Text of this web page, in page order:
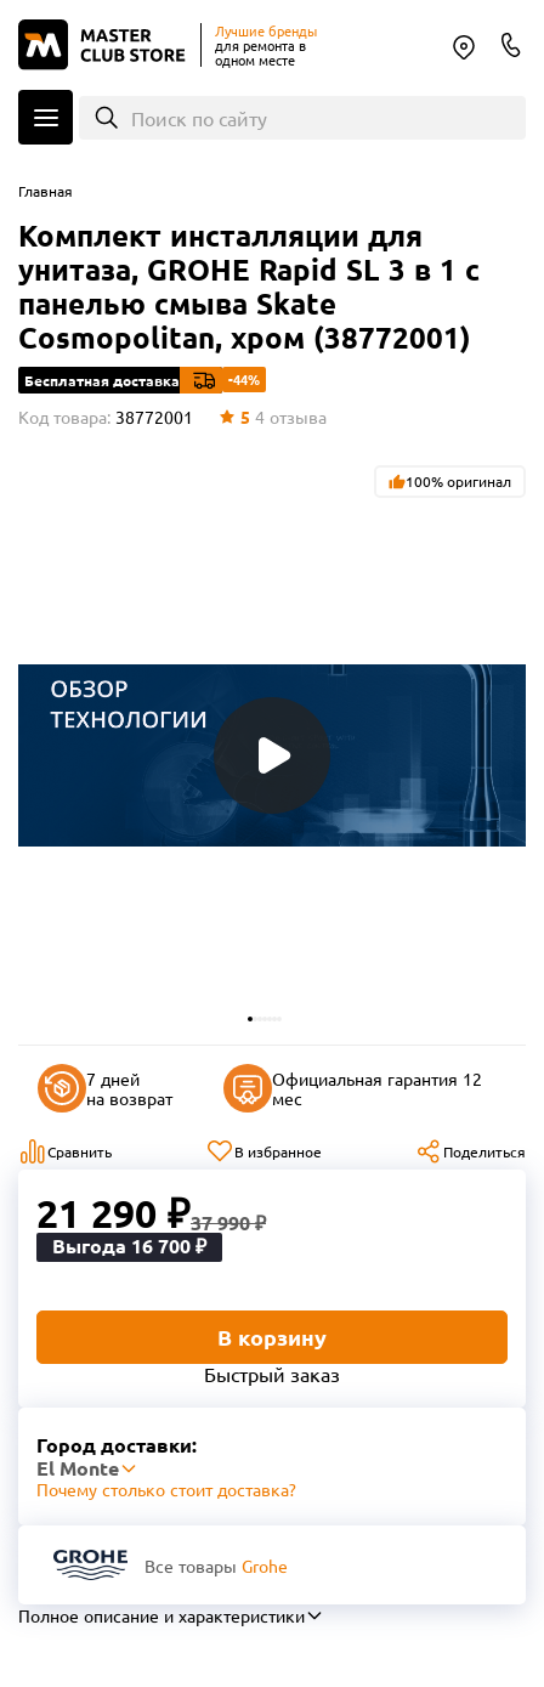
Лучшие бренды
для ремонта в
одном месте
Поиск по сайту
Главная
Комплект инсталляции для
унитаза, GROHE Rapid SL 3 в 1 с
панелью смыва Skate
Cosmopolitan, хром (38772001)
Бесплатная доставка -44%
Код товара: 38772001 5 4 отзыва
100% оригинал
7 дней
на возврат
Официальная гарантия 12
мес
Сравнить В избранное Поделиться
21 290 ₽37 990 ₽
Выгода 16 700 ₽
В корзину
Быстрый заказ
Город доставки:
El Monte
Почему столько стоит доставка?
Все товары Grohe
Полное описание и характеристики